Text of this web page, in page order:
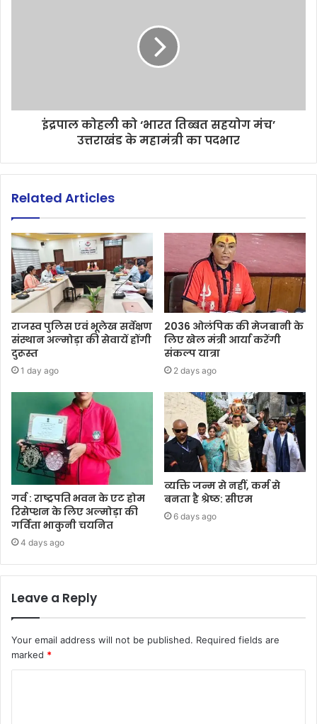
इंद्रपाल कोहली को ‘भारत तिब्बत सहयोग मंच’
उत्तराखंड के महामंत्री का पदभार
Related Articles
राजस्व पुलिस एवं भूलेख सर्वेक्षण
संस्थान अल्मोड़ा की सेवायें होंगी
दुरूस्त
1 day ago
2036 ओलंपिक की मेजबानी के
लिए खेल मंत्री आर्या करेंगी
संकल्प यात्रा
2 days ago
गर्व : राष्ट्रपति भवन के एट होम
रिसेप्शन के लिए अल्मोड़ा की
गर्विता भाकुनी चयनित
4 days ago
व्यक्ति जन्म से नहीं, कर्म से
बनता है श्रेष्ठ: सीएम
6 days ago
Leave a Reply
Your email address will not be published. Required fields are
marked *